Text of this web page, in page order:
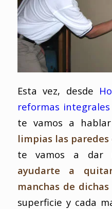
Esta vez, desde
reformas
te vamos a
limpias las
te vamos a dar
ayudarte a
manchas de
superficie y cada